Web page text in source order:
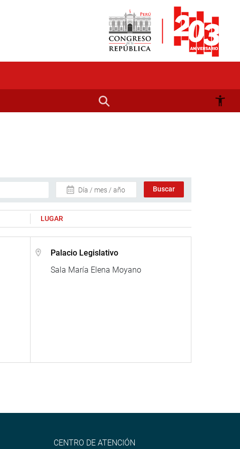
Día / mes / año
LUGAR
Palacio Legislativo
Sala María Elena Moyano
CENTRO DE ATENCIÓN